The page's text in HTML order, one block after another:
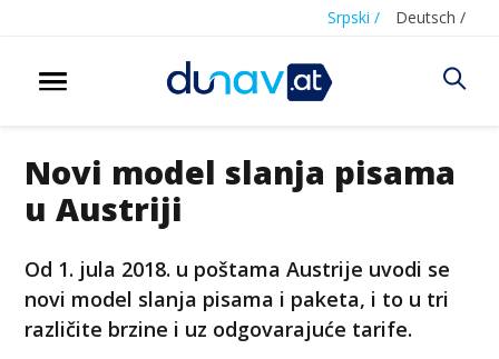
Srpski / Deutsch /
Novi model slanja pisama
u Austriji
Od 1. jula 2018. u poštama Austrije uvodi se
novi model slanja pisama i paketa, i to u tri
različite brzine i uz odgovarajuće tarife.